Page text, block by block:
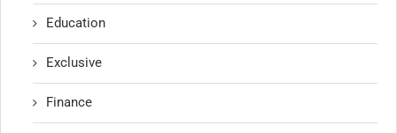
Education
Exclusive
Finance